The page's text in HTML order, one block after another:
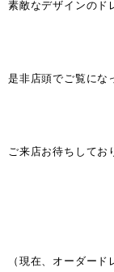
素敵なデザインのド
是非店頭でご覧にな
ご来店お待ちしてお
（現在、オーダー